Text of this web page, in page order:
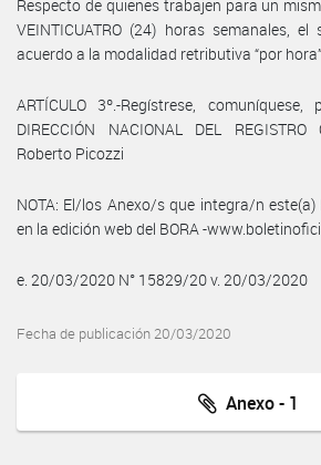
Respecto de quienes trabajen para un
VEINTICUATRO (24) horas semanales,
acuerdo a la modalidad retributiva “por hora”.
ARTÍCULO 3º.-Regístrese,
DIRECCIÓN NACIONAL DEL
Roberto Picozzi
NOTA: El/los Anexo/s que integra/n
en la edición web del BORA -
e. 20/03/2020 N° 15829/20 v. 20/03/2020
Fecha de publicación 20/03/2020
Anexo - 1